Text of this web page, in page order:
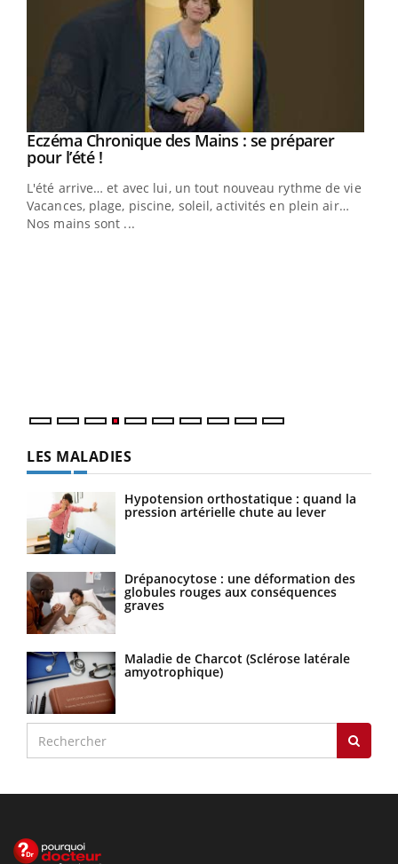
Youtube
Eczéma Chronique des Mains : se préparer
pour l’été !Youtube
L'été arrive… et avec lui, un tout nouveau rythme de vie !
Vacances, plage, piscine, soleil, activités en plein air…
Nos mains sont ...
LES MALADIES
Hypotension orthostatique : quand la
pression artérielle chute au lever
Drépanocytose : une déformation des
globules rouges aux conséquences
graves
Maladie de Charcot (Sclérose latérale
amyotrophique)